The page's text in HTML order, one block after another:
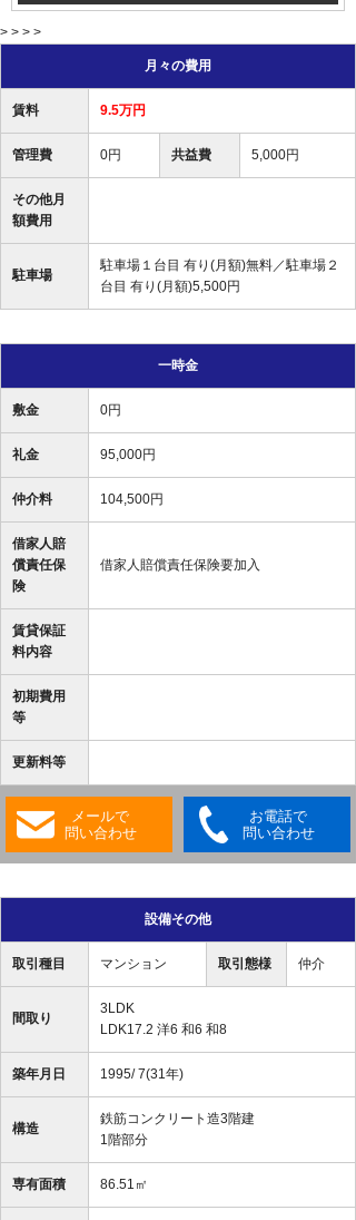
> > > >
月々の費用
賃料 9.5万円
管理費 0円 共益費 5,000円
その他月
額費用
駐車場
駐車場１台目 有り(月額)無料／駐車場２
台目 有り(月額)5,500円
一時金
敷金 0円
礼金 95,000円
仲介料 104,500円
借家人賠
償責任保
険
借家人賠償責任保険要加入
賃貸保証
料内容
初期費用
等
更新料等
メールで
問い合わせ
お電話で
問い合わせ
設備その他
取引種目 マンション 取引態様 仲介
間取り
3LDK
LDK17.2 洋6 和6 和8
築年月日 1995/ 7(31年)
構造
鉄筋コンクリート造3階建
1階部分
専有面積 86.51㎡